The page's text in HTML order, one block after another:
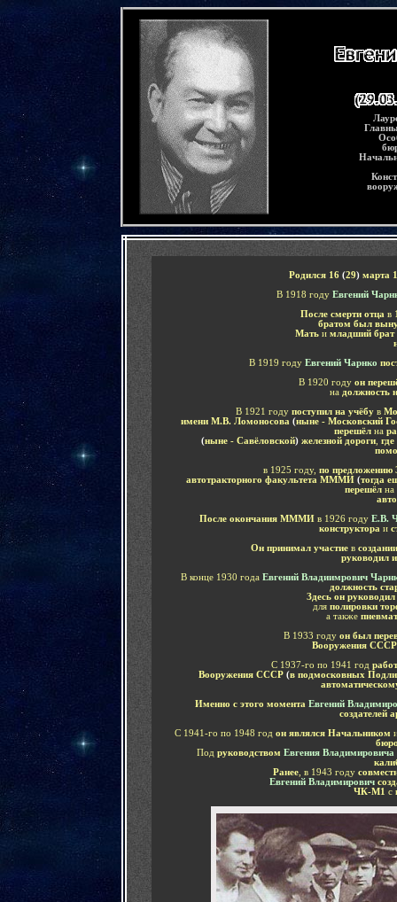
Родился 16 (29) марта
В 1918 году Евгений
После смерти отца в
братом был
Мать и младший брат
В 1919 году Евгений Чарнко
В 1920 году он
на должность
В 1921 году поступил на учёбув
имени М.В. Ломоносова (ныне - Московский
перешёл на
(ныне - Савёловской) железной дороги,
в 1925 году, по
автотракторного факультета МММИ(тогда
перешёлна
После окончания МММИ в 1926 году Е.В.
конструктора и
Он принимал участие в
руководил
В конце 1930 года Евгений Владиимрович
должность
Здесь он
для полировки
а также
В 1933 году он был
Вооружения
С 1937-го по 1941 год
Вооружения СССР (в подмосковных
Именно с этого момента Евгений
создателей
С 1941-го по 1948 год он являлся Начальником
Под руководством Евгения Владимировича
Ранее , в 1943 году
Евгений Владимирович
ЧК-М1 с